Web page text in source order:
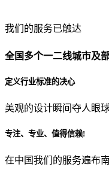
贵公司预算范围是？
贵公司的团队规模是？
从哪里了解到我们？
我们的服务已触达
全国多个一二线城市及
定义行业标准的决心
美观的设计瞬间夺人眼
专注、专业、值得信赖!
在中国我们的服务遍布